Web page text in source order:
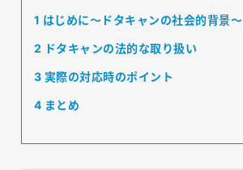
1 はじめに～ドタキャンの社会的背景～
2 ドタキャンの法的な取り扱い
3 実際の対応時のポイント
4 まとめ